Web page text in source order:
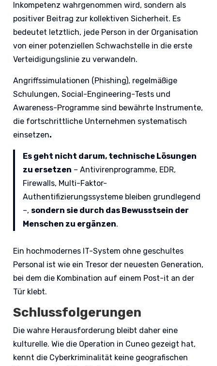
Inkompetenz wahrgenommen wird, sondern als
positiver Beitrag zur kollektiven Sicherheit. Es
bedeutet letztlich, jede Person in der Organisation
von einer potenziellen Schwachstelle in die erste
Verteidigungslinie zu verwandeln.
Angriffssimulationen (Phishing), regelmäßige
Schulungen, Social-Engineering-Tests und
Awareness-Programme sind bewährte Instrumente,
die fortschrittliche Unternehmen systematisch
einsetzen.
Es geht nicht darum, technische Lösungen
zu ersetzen – Antivirenprogramme, EDR,
Firewalls, Multi-Faktor-
Authentifizierungssysteme bleiben grundlegend
–, sondern sie durch das Bewusstsein der
Menschen zu ergänzen.
Ein hochmodernes IT-System ohne geschultes
Personal ist wie ein Tresor der neuesten Generation,
bei dem die Kombination auf einem Post-it an der
Tür klebt.
Schlussfolgerungen
Die wahre Herausforderung bleibt daher eine
kulturelle. Wie die Operation in Cuneo gezeigt hat,
kennt die Cyberkriminalität keine geografischen